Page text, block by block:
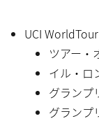
UCI WorldTour
ツアー・
イル・ロ
グランプ
グランプ